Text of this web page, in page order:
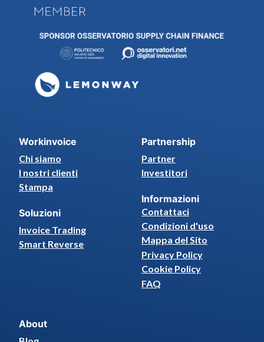
Workinvoice
Chi siamo
I nostri clienti
Stampa
Soluzioni
Invoice Trading
Smart Reverse
Partnership
Partner
Investitori
Informazioni
Contattaci
Condizioni d'uso
Mappa del Sito
Privacy Policy
Cookie Policy
FAQ
About